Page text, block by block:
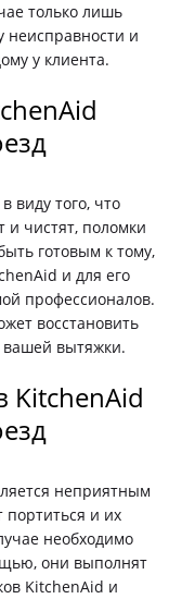
только лишь
и
у клиента.
виду того, что
и чистят, поломки
готовым к тому,
и для его
профессионалов.
восстановить
вытяжки.
KitchenAid
неприятным
и их
необходимо
они выполнят
KitchenAid и